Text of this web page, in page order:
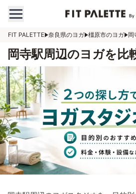
FIT PALETTE 奈良県のヨガ 橿原市のヨガ 岡
岡寺駅周辺のヨガを比